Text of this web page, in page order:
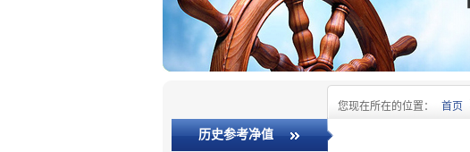
您现在所在的位置： 首页
历史参考净值